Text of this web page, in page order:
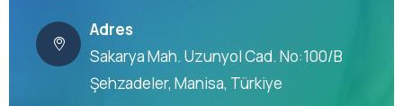
Adres
Sakarya Mah. Uzunyol Cad. No:100/B
Şehzadeler, Manisa, Türkiye